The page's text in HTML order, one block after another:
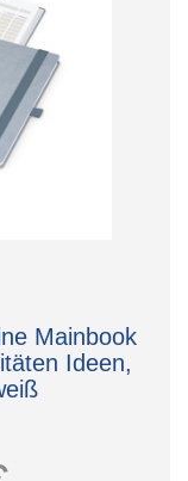
Mainbook
Ideen,